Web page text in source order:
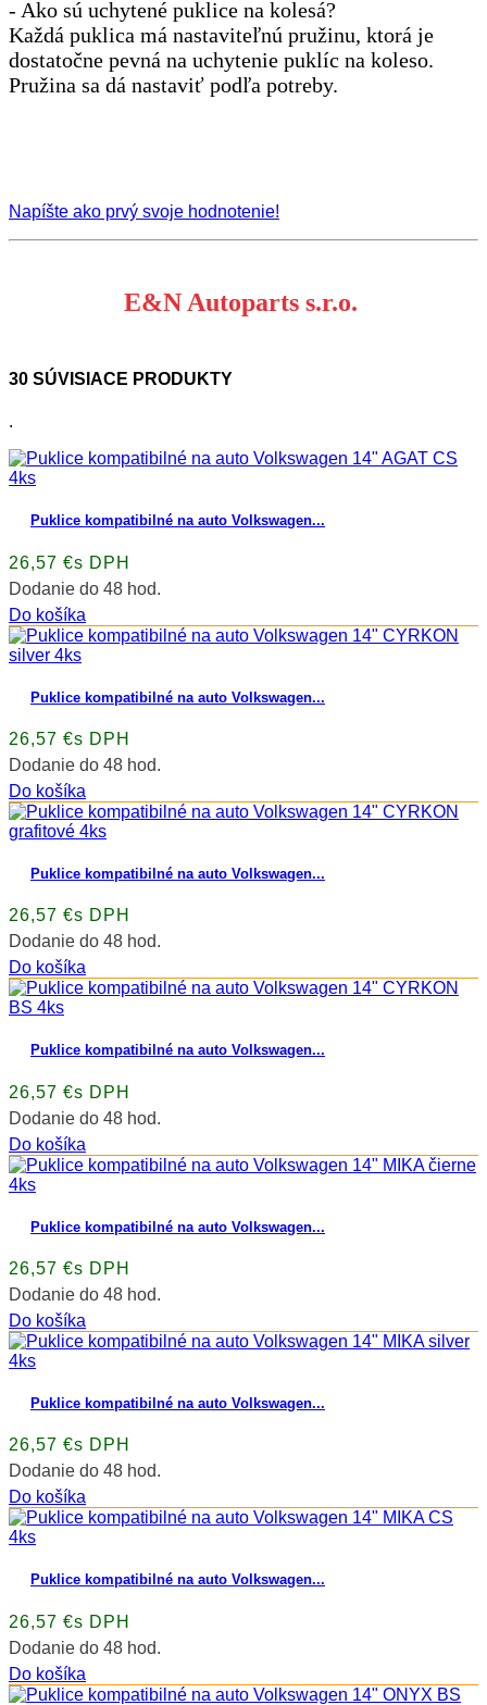
- Ako sú uchytené puklice na kolesá?
Každá puklica má nastaviteľnú pružinu, ktorá je
dostatočne pevná na uchytenie puklíc na koleso.
Pružina sa dá nastaviť podľa potreby.
Napíšte ako prvý svoje hodnotenie!
E&N Autoparts s.r.o.
30 SÚVISIACE PRODUKTY
.
Puklice kompatibilné na auto Volkswagen...
26,57 €s DPH
Dodanie do 48 hod.
Do košíka
Puklice kompatibilné na auto Volkswagen...
26,57 €s DPH
Dodanie do 48 hod.
Do košíka
Puklice kompatibilné na auto Volkswagen...
26,57 €s DPH
Dodanie do 48 hod.
Do košíka
Puklice kompatibilné na auto Volkswagen...
26,57 €s DPH
Dodanie do 48 hod.
Do košíka
Puklice kompatibilné na auto Volkswagen...
26,57 €s DPH
Dodanie do 48 hod.
Do košíka
Puklice kompatibilné na auto Volkswagen...
26,57 €s DPH
Dodanie do 48 hod.
Do košíka
Puklice kompatibilné na auto Volkswagen...
26,57 €s DPH
Dodanie do 48 hod.
Do košíka